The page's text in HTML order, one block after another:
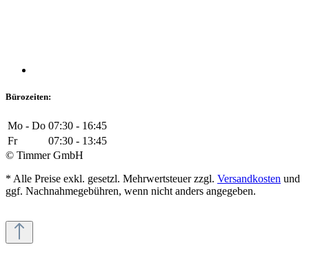
Bürozeiten:
Mo - Do 07:30 - 16:45
Fr
07:30 - 13:45
© Timmer GmbH
* Alle Preise exkl. gesetzl. Mehrwertsteuer zzgl. Versandkosten und
ggf. Nachnahmegebühren, wenn nicht anders angegeben.